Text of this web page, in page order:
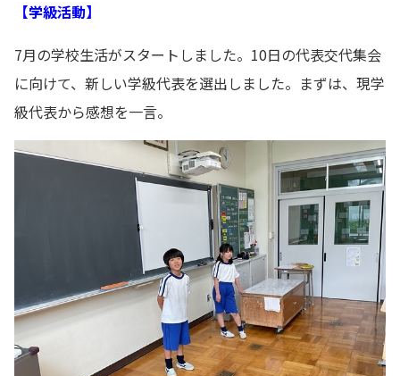
【学級活動】
7月の学校生活がスタートしました。10日の代表交代集会
に向けて、新しい学級代表を選出しました。まずは、現学
級代表から感想を一言。